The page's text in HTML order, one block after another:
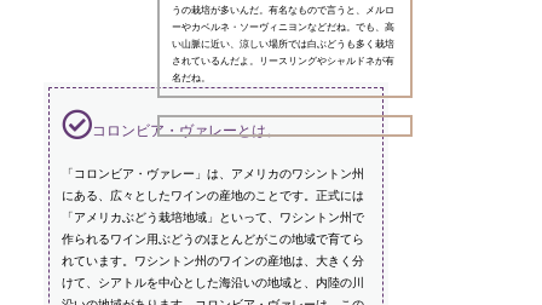
うの栽培が多いんだ。有名なもので言うと、メルロ
ーやカベルネ・ソーヴィニヨンなどだね。でも、高
い山脈に近い、涼しい場所では白ぶどうも多く栽培
されているんだよ。リースリングやシャルドネが有
名だね。
コロンビア・ヴァレーとは。
「コロンビア・ヴァレー」は、アメリカのワシントン州
にある、広々としたワインの産地のことです。正式には
「アメリカぶどう栽培地域」といって、ワシントン州で
作られるワイン用ぶどうのほとんどがこの地域で育てら
れています。ワシントン州のワインの産地は、大きく分
けて、シアトルを中心とした海沿いの地域と、内陸の川